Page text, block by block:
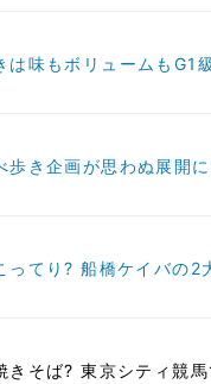
は味もボリュームもG1
歩き企画が思わぬ展開
ってり? 船橋ケイバの2
きそば? 東京シティ競